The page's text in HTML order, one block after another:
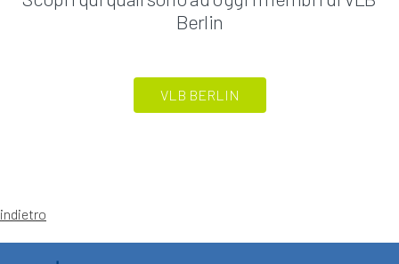
Berlin
VLB BERLIN
indietro